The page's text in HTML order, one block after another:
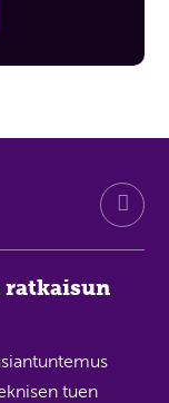
ratkaisun
tuen